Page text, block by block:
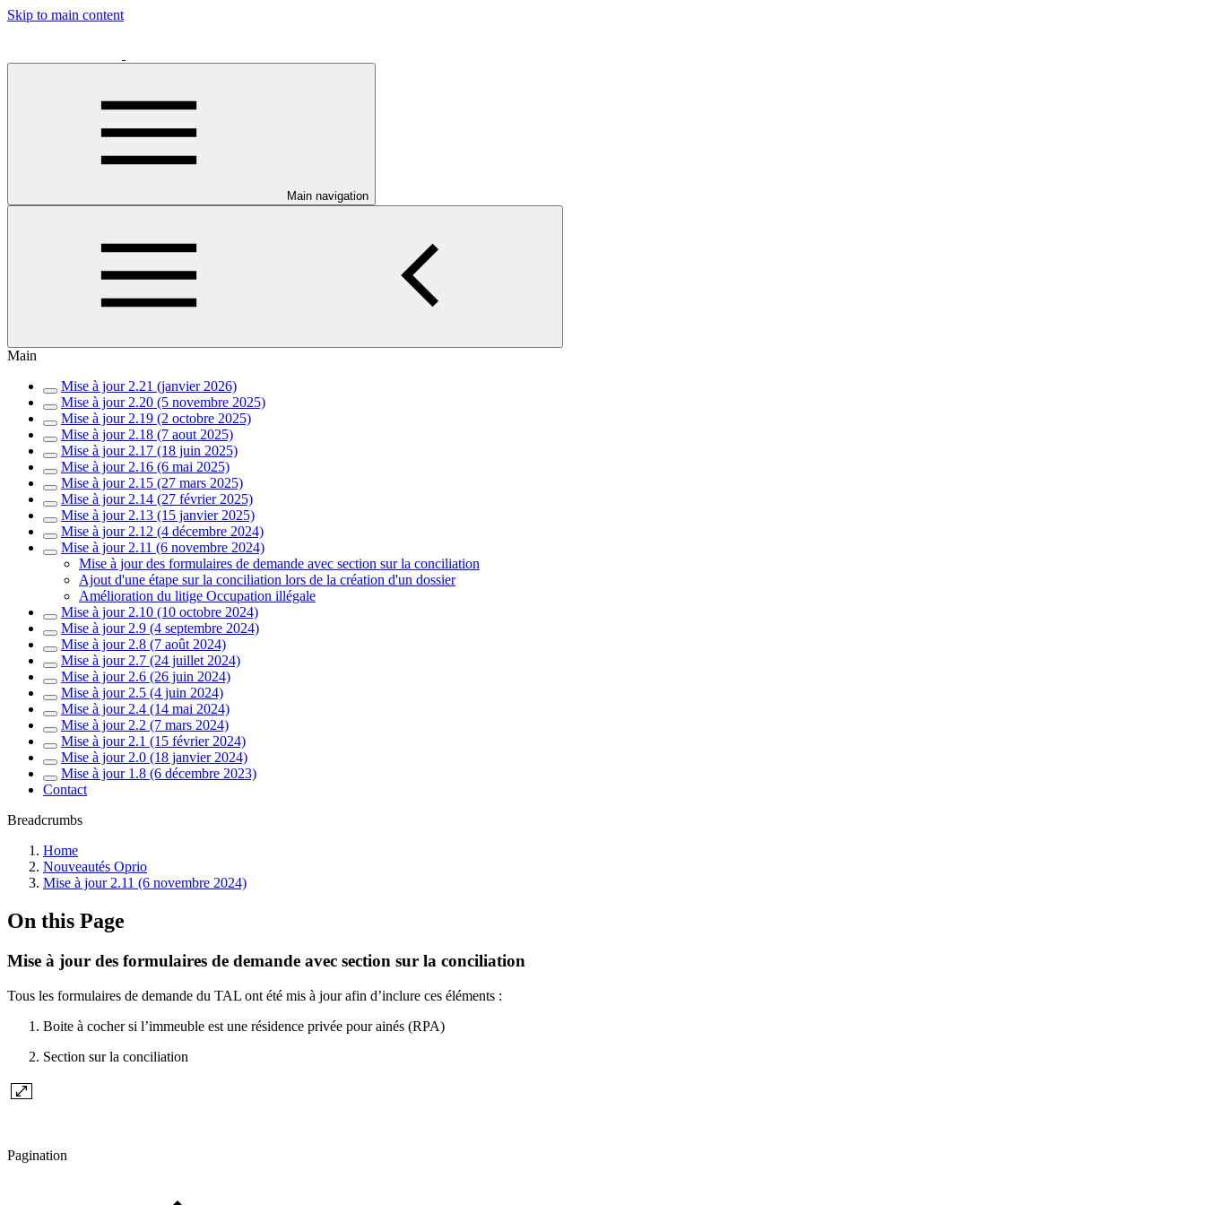
Skip to main content
Main navigation
Main
Mise à jour 2.21 (janvier 2026)
Mise à jour 2.20 (5 novembre 2025)
Mise à jour 2.19 (2 octobre 2025)
Mise à jour 2.18 (7 aout 2025)
Mise à jour 2.17 (18 juin 2025)
Mise à jour 2.16 (6 mai 2025)
Mise à jour 2.15 (27 mars 2025)
Mise à jour 2.14 (27 février 2025)
Mise à jour 2.13 (15 janvier 2025)
Mise à jour 2.12 (4 décembre 2024)
Mise à jour 2.11 (6 novembre 2024)
Mise à jour des formulaires de demande avec section sur la conciliation
Ajout d'une étape sur la conciliation lors de la création d'un dossier
Amélioration du litige Occupation illégale
Mise à jour 2.10 (10 octobre 2024)
Mise à jour 2.9 (4 septembre 2024)
Mise à jour 2.8 (7 août 2024)
Mise à jour 2.7 (24 juillet 2024)
Mise à jour 2.6 (26 juin 2024)
Mise à jour 2.5 (4 juin 2024)
Mise à jour 2.4 (14 mai 2024)
Mise à jour 2.2 (7 mars 2024)
Mise à jour 2.1 (15 février 2024)
Mise à jour 2.0 (18 janvier 2024)
Mise à jour 1.8 (6 décembre 2023)
Contact
Breadcrumbs
Home
Nouveautés Oprio
Mise à jour 2.11 (6 novembre 2024)
On this Page
Mise à jour des formulaires de demande avec section sur la conciliation
Tous les formulaires de demande du TAL ont été mis à jour afin d’inclure ces éléments :
Boite à cocher si l’immeuble est une résidence privée pour ainés (RPA)
Section sur la conciliation
Pagination